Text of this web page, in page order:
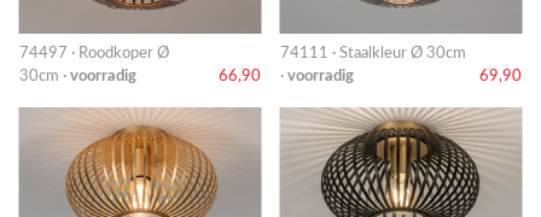
74497 · Roodkoper Ø
30cm · voorradig 66,90
74111 · Staalkleur Ø 30cm
· voorradig 69,90